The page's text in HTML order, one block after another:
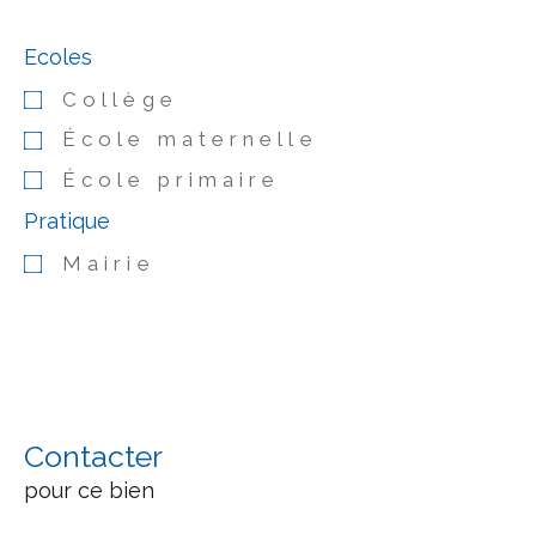
Ecoles
Collège
École maternelle
École primaire
Pratique
Mairie
Contacter
pour ce bien